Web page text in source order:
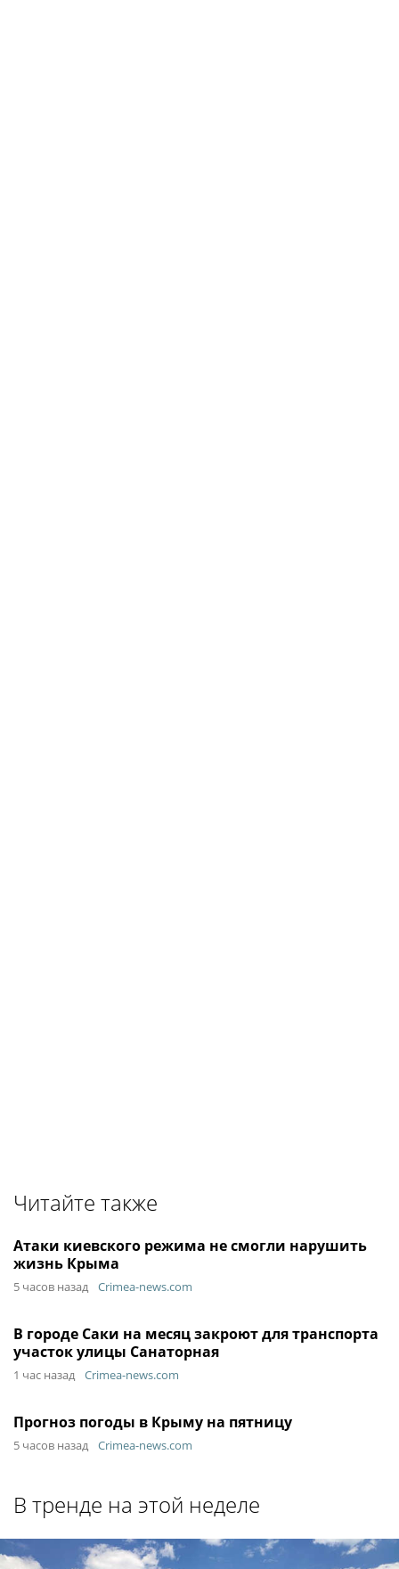
Читайте также
Атаки киевского режима не смогли нарушить
жизнь Крыма
5 часов назад Crimea-news.com
В городе Саки на месяц закроют для транспорта
участок улицы Санаторная
1 час назад Crimea-news.com
Прогноз погоды в Крыму на пятницу
5 часов назад Crimea-news.com
В тренде на этой неделе